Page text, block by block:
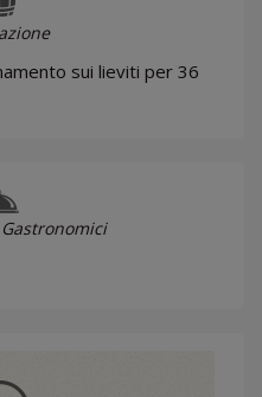
sui lieviti per 36